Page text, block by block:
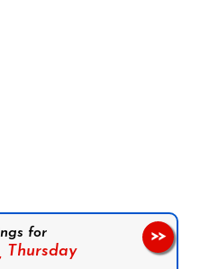
for
Thursday
>>